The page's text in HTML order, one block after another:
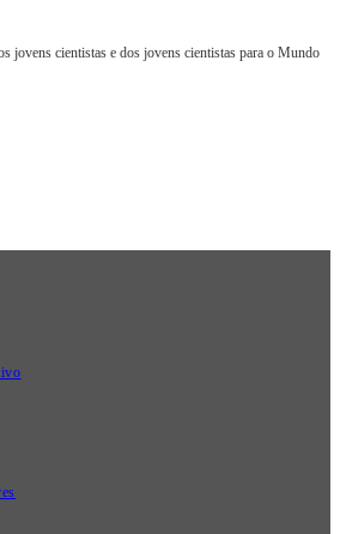
jovens cientistas e dos jovens cientistas para o Mundo